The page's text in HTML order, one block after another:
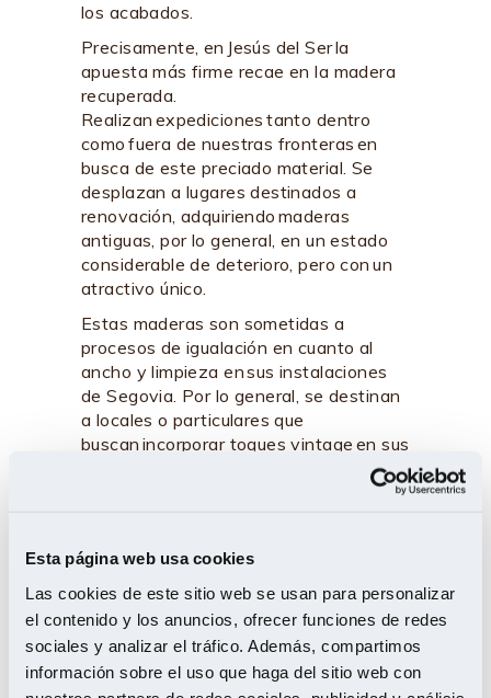
Esta página web usa cookies
Las cookies de este sitio web se usan para personalizar
el contenido y los anuncios, ofrecer funciones de redes
sociales y analizar el tráfico. Además, compartimos
información sobre el uso que haga del sitio web con
los acabados.
Precisamente, en Jesús del Ser la
apuesta más firme recae en la madera
recuperada.
Realizan expediciones tanto dentro
como fuera de nuestras fronteras en
busca de este preciado material. Se
desplazan a lugares destinados a
renovación, adquiriendo maderas
antiguas, por lo general, en un estado
considerable de deterioro, pero con un
atractivo único.
Estas maderas son sometidas a
procesos de igualación en cuanto al
ancho y limpieza en sus instalaciones
de Segovia. Por lo general, se destinan
a locales o particulares que
buscan incorporar toques vintage en sus
variabilidad de grosores y la falta de
embargo, con un cuidado meticuloso del
material y del proyecto en sí, se
logran resultados espectaculares.
Proyectos emblemáticos